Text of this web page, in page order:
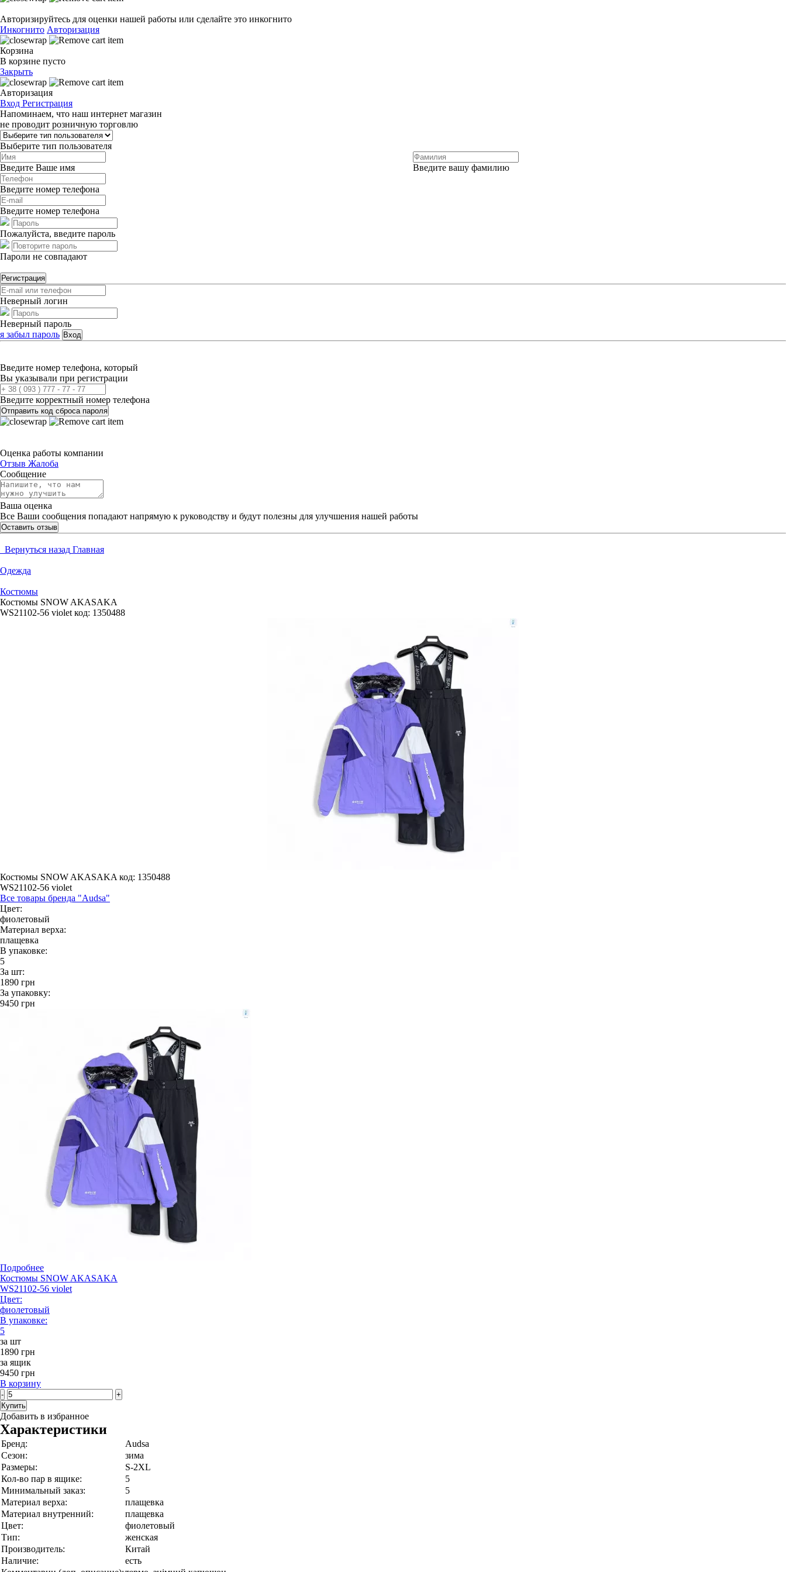
Авторизируйтесь для оценки нашей работы или сделайте это инкогнито
Инкогнито Авторизация
Корзина
В корзине пусто
Закрыть
Авторизация
Вход Регистрация
Напоминаем, что наш интернет магазин
не проводит розничную торговлю
Выберите тип пользователя
Введите Ваше имя Введите вашу фамилию
Введите номер телефона
Введите номер телефона
Пожалуйста, введите пароль
Пароли не совпадают
Регистрация
Неверный логин
Неверный пароль
я забыл пароль Вход
Введите номер телефона, который
Вы указывали при регистрации
Введите корректный номер телефона
Отправить код сброса пароля
Оценка работы компании
Отзыв Жалоба
Сообщение
Ваша оценка
Все Ваши сообщения попадают напрямую к руководству и будут полезны для улучшения нашей работы
Оставить отзыв
Вернуться назад Главная
Одежда
Костюмы
Костюмы SNOW AKASAKA
WS21102-56 violet код: 1350488
Костюмы SNOW AKASAKA код: 1350488
WS21102-56 violet
Все товары бренда "Audsa"
Цвет:
фиолетовый
Материал верха:
плащевка
В упаковке:
5
За шт:
1890 грн
За упаковку:
9450 грн
Подробнее
Костюмы SNOW AKASAKA
WS21102-56 violet
Цвет:
фиолетовый
В упаковке:
5
за шт
1890 грн
за ящик
9450 грн
В корзину
-
+
Купить
Добавить в избранное
Характеристики
Бренд:
Audsa
Сезон:
зима
Размеры:
S-2XL
Кол-во пар в ящике:
5
Минимальный заказ:
5
Материал верха:
плащевка
Материал внутренний:
плащевка
Цвет:
фиолетовый
Тип:
женская
Производитель:
Китай
Наличие:
есть